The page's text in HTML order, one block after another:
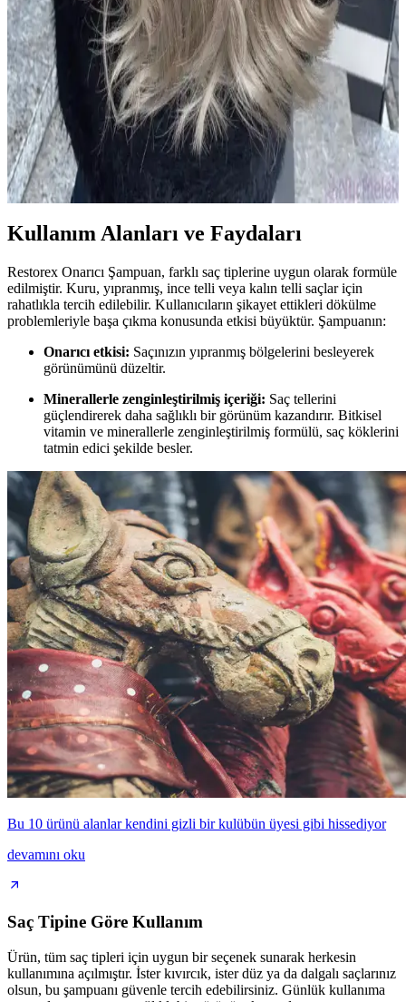
2024 yılında koyu kestane tonları, doğal ve parlak görünümleriyle
öne çıkıyor. Bu renkler, bakım ve dayanıklılık avantajlarıyla geniş
kitlelere hitap ediyor.
2024 Yılında Popüler Sarı Saç Renkleri ve Trendleri
Hakkında Detaylı Bilgi
2024'te sarı saç renkleri doğal ve sıcak tonlarıyla öne çıkıyor. Bakım
ve renk koruma ipuçlarıyla, trendleri yakalayarak stilinizi
güçlendirin.
Kullanım Alanları ve Faydaları
Restorex Onarıcı Şampuan, farklı saç tiplerine uygun olarak formüle
edilmiştir. Kuru, yıpranmış, ince telli veya kalın telli saçlar için
rahatlıkla tercih edilebilir. Kullanıcıların şikayet ettikleri dökülme
problemleriyle başa çıkma konusunda etkisi büyüktür. Şampuanın:
Onarıcı etkisi: Saçınızın yıpranmış bölgelerini besleyerek
görünümünü düzeltir.
Minerallerle zenginleştirilmiş içeriği: Saç tellerini
güçlendirerek daha sağlıklı bir görünüm kazandırır. Bitkisel
vitamin ve minerallerle zenginleştirilmiş formülü, saç köklerini
tatmin edici şekilde besler.
Bu 10 ürünü alanlar kendini gizli bir kulübün üyesi gibi hissediyor
devamını oku
Saç Tipine Göre Kullanım
Ürün, tüm saç tipleri için uygun bir seçenek sunarak herkesin
kullanımına açılmıştır. İster kıvırcık, ister düz ya da dalgalı saçlarınız
olsun, bu şampuanı güvenle tercih edebilirsiniz. Günlük kullanıma